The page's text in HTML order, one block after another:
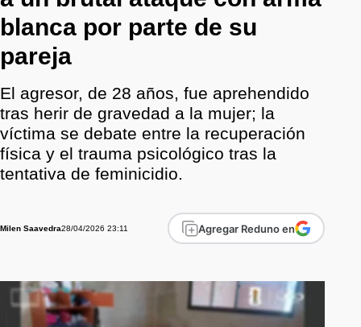
blanca por parte de su
pareja
El agresor, de 28 años, fue aprehendido
tras herir de gravedad a la mujer; la
víctima se debate entre la recuperación
física y el trauma psicológico tras la
tentativa de feminicidio.
Milen Saavedra28/04/2026 23:11 Agregar Reduno en